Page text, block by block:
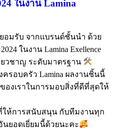
ในงาน Lamina
อมรับ จากแบรนด์ชั้นนำ ด้วย
ในงาน Lamina Exellence
ยวชาญ ระดับมาตรฐาน
รอบครัว Lamina ผลงานชิ้นนี้
องเราในการมอบสิ่งที่ดีที่สุดให้
ห้การสนับสนุน กับทีมงานทุก
ยอดเยี่ยมนี้ด้วยนะคะ